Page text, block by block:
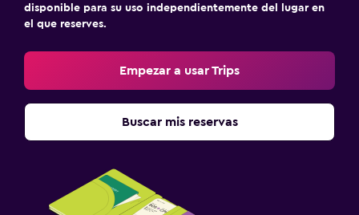
disponible para su uso independientemente del lugar en
el que reserves.
Empezar a usar Trips
Buscar mis reservas